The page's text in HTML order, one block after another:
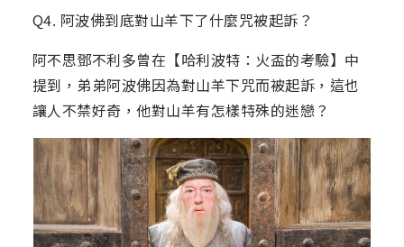
Q4. 阿波佛到底對山羊下了什麼咒被起訴？
阿不思鄧不利多曾在【哈利波特：火盃的考驗】中
提到，弟弟阿波佛因為對山羊下咒而被起訴，這也
讓人不禁好奇，他對山羊有怎樣特殊的迷戀？